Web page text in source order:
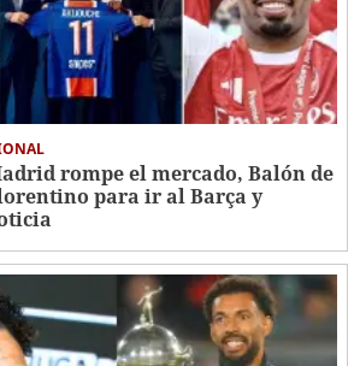
rompe el mercado, Balón de
para ir al Barça y